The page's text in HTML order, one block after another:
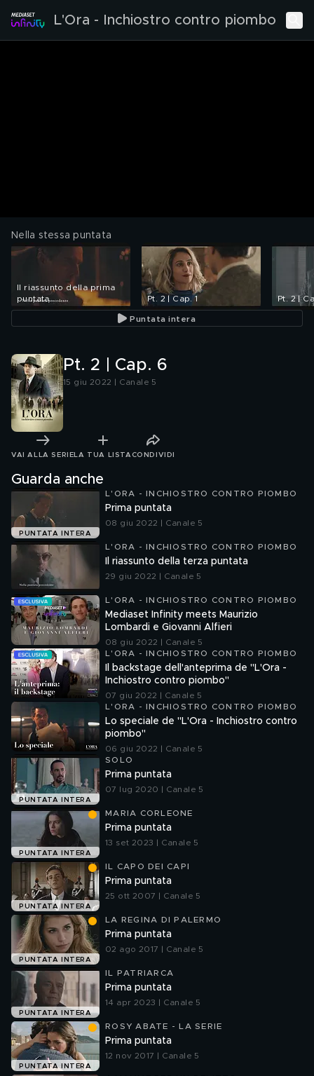
L'Ora - Inchiostro contro piombo
Nella stessa puntata
Il riassunto della prima
puntata
Pt. 2 | Cap. 1 Pt. 2 |
Puntata intera
Pt. 2 | Cap. 6
15 giu 2022 | Canale 5
VAI ALLA SERIE LA TUA LISTA CONDIVIDI
Guarda anche
PUNTATA INTERA
L'ORA - INCHIOSTRO CONTRO PIOMBO
Prima puntata
08 giu 2022 | Canale 5
L'ORA - INCHIOSTRO CONTRO PIOMBO
Il riassunto della terza puntata
29 giu 2022 | Canale 5
L'ORA - INCHIOSTRO CONTRO PIOMBO
Mediaset Infinity meets Maurizio
Lombardi e Giovanni Alfieri
08 giu 2022 | Canale 5
L'ORA - INCHIOSTRO CONTRO PIOMBO
Il backstage dell'anteprima de "L'Ora -
Inchiostro contro piombo"
07 giu 2022 | Canale 5
L'ORA - INCHIOSTRO CONTRO PIOMBO
Lo speciale de "L'Ora - Inchiostro contro
piombo"
06 giu 2022 | Canale 5
PUNTATA INTERA
SOLO
Prima puntata
07 lug 2020 | Canale 5
PUNTATA INTERA
MARIA CORLEONE
Prima puntata
13 set 2023 | Canale 5
PUNTATA INTERA
IL CAPO DEI CAPI
Prima puntata
25 ott 2007 | Canale 5
PUNTATA INTERA
LA REGINA DI PALERMO
Prima puntata
02 ago 2017 | Canale 5
PUNTATA INTERA
IL PATRIARCA
Prima puntata
14 apr 2023 | Canale 5
PUNTATA INTERA
ROSY ABATE - LA SERIE
Prima puntata
12 nov 2017 | Canale 5